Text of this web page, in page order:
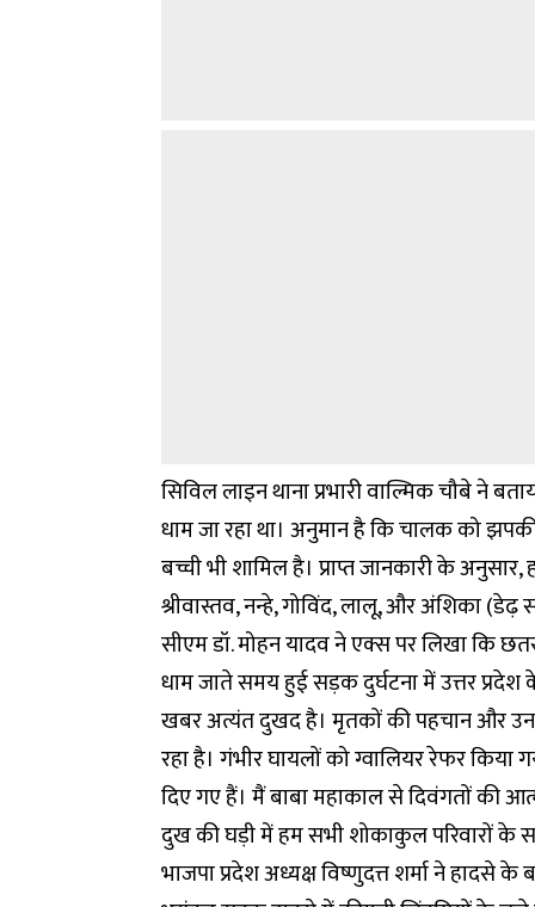
सिविल लाइन थाना प्रभारी वाल्मिक चौबे ने
धाम जा रहा था। अनुमान है कि चालक को
बच्ची भी शामिल है। प्राप्त जानकारी के
श्रीवास्तव, नन्हे, गोविंद, लालू, और अंशिका
सीएम डॉ. मोहन यादव ने एक्स पर लिखा कि
धाम जाते समय हुई सड़क दुर्घटना में उत्तर
खबर अत्यंत दुखद है। मृतकों की पहचान और
रहा है। गंभीर घायलों को ग्वालियर रेफर
दिए गए हैं। मैं बाबा महाकाल से दिवंगतों की
दुख की घड़ी में हम सभी शोकाकुल परिवारों के
भाजपा प्रदेश अध्यक्ष विष्णुदत्त शर्मा ने हादसे